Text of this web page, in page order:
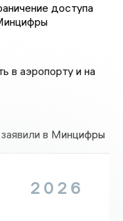
доступа
в аэропорту и на
в Минцифры
2026